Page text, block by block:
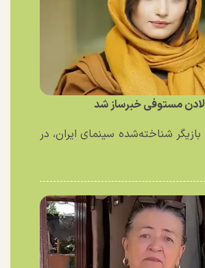
مستوفی خبرساز شد
شناخته‌شده سینمای ایران، در